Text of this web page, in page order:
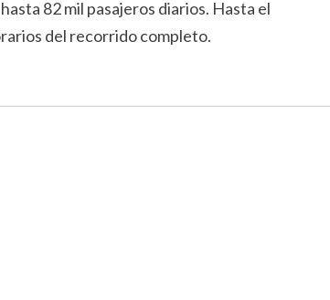
82 mil pasajeros diarios. Hasta el
del recorrido completo.